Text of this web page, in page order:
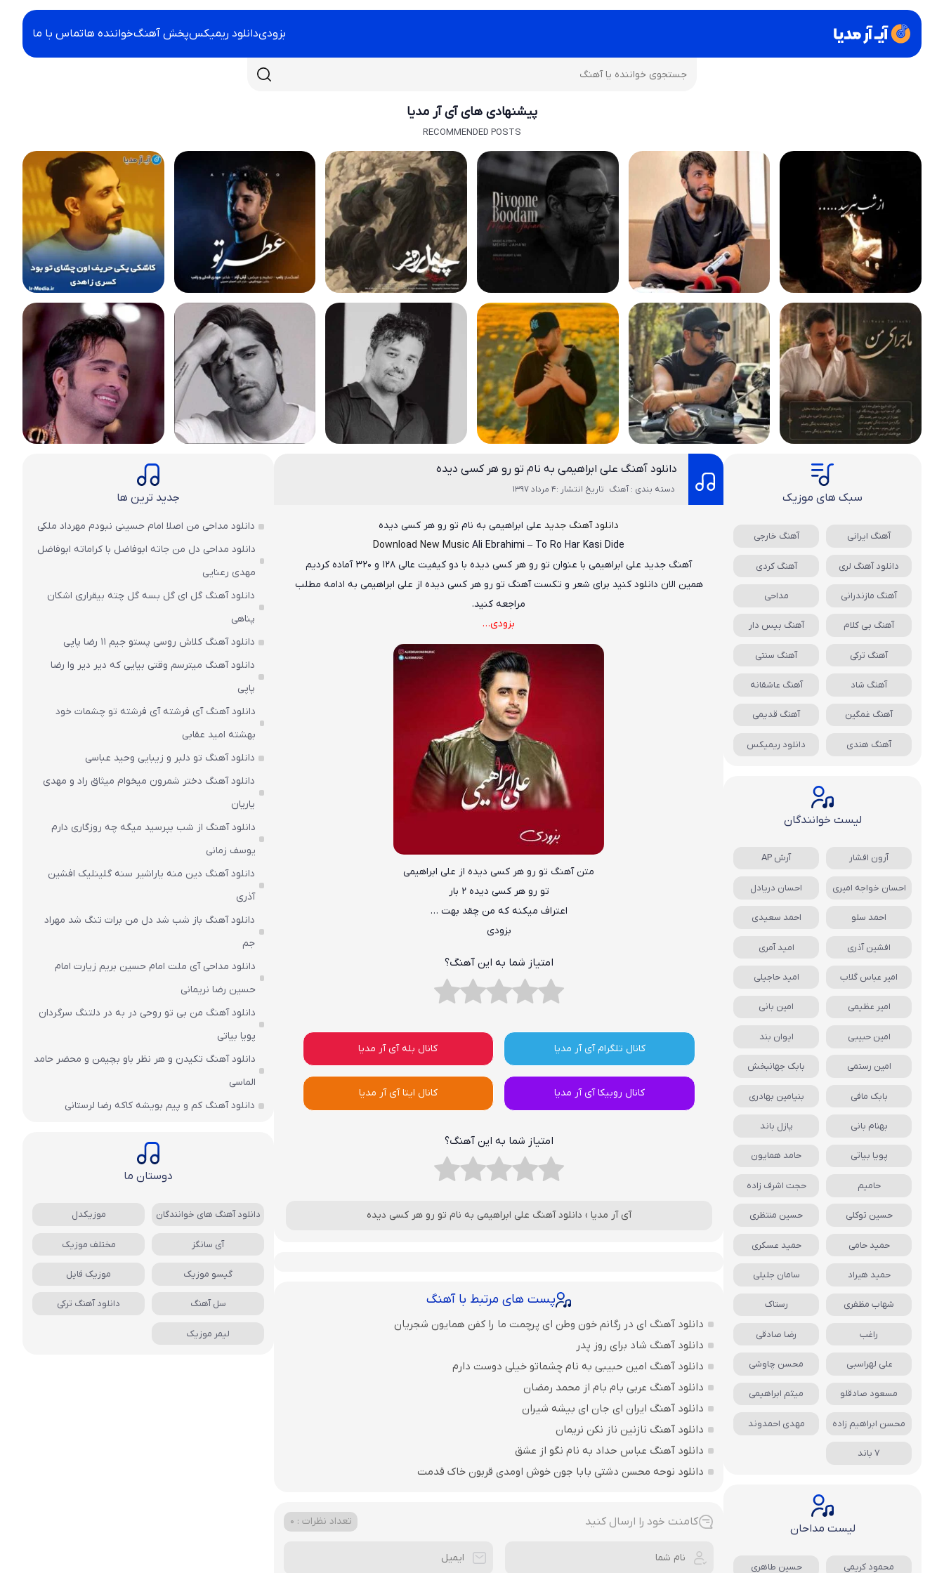
بزودیدانلود ریمیکسپخش آهنگخواننده هاتماس با ما
پیشنهادی های آی آر مدیا
RECOMMENDED POSTS
دانلود آهنگ علی ابراهیمی به نام تو رو هر کسی دیده
دسته بندی : آهنگ تاریخ انتشار :4 مرداد 1397
دانلود آهنگ جدید علی ابراهیمیبه نام تو رو هر کسی دیده
Download New Music Ali Ebrahimi – To Ro Har Kasi Dide
آهنگ جدید علی ابراهیمیبا عنوان تو رو هر کسی دیدهبا دو کیفیت عالی ۱۲۸ و ۳۲۰ آماده کردیم
همین الان دانلود کنید برای شعر و تکست آهنگ تو رو هر کسی دیده از علی ابراهیمی به ادامه مطلب
مراجعه کنید.
بزودی…
متن آهنگ تو رو هر کسی دیده از علی ابراهیمی
تو رو هر کسی دیده ۲ بار
اعتراف میکنه که من چقد بهت …
بزودی
امتیاز شما به این آهنگ؟
کانال تلگرام آی آر مدیا کانال بله آی آر مدیا
کانال روبیکا آی آر مدیا کانال ایتا آی آر مدیا
امتیاز شما به این آهنگ؟
آی آر مدیا › دانلود آهنگ علی ابراهیمی به نام تو رو هر کسی دیده
پست های مرتبط با آهنگ
دانلود آهنگ ای در رگانم خون وطن ای پرچمت ما را کفن همایون شجریان
دانلود آهنگ شاد برای روز پدر
دانلود آهنگ امین حبیبی به نام چشماتو خیلی دوست دارم
دانلود آهنگ عربی بام بام از محمد رمضان
دانلود آهنگ ایران ای جان ای بیشه شیران
دانلود آهنگ نازنین ناز نکن نریمان
دانلود آهنگ عباس حداد به نام نگو از عشق
دانلود نوحه محسن دشتی بابا جون خوش اومدی قربون خاک قدمت
کامنت خود را ارسال کنید تعداد نظرات : 0
سبک های موزیک
آهنگ ایرانی آهنگ خارجی
دانلود آهنگ لری آهنگ کردی
آهنگ مازندرانی مداحی
آهنگ بی کلام آهنگ بیس دار
آهنگ ترکی آهنگ سنتی
آهنگ شاد آهنگ عاشقانه
آهنگ غمگین آهنگ قدیمی
آهنگ هندی دانلود ریمیکس
لیست خوانندگان
آرون افشار آرش AP
احسان خواجه امیری احسان دریادل
احمد سلو احمد سعیدی
افشین آذری امید آمری
امیر عباس گلاب امید حاجیلی
امیر عظیمی امین بانی
امین حبیبی ایوان بند
امین رستمی بابک جهانبخش
بابک مافی بنیامین بهادری
بهنام بانی پازل باند
پویا بیاتی حامد همایون
حامیم حجت اشرف زاده
حسین توکلی حسین منتظری
حمید حامی حمید عسکری
حمید هیراد سامان جلیلی
شهاب مظفری رستاک
راغب رضا صادقی
علی لهراسبی محسن چاوشی
مسعود صادقلو میثم ابراهیمی
محسن ابراهیم زاده مهدی احمدوند
7 باند
لیست مداحان
محمود کریمی حسین طاهری
جدید ترین ها
دانلود مداحی من اصلا امام حسینی نبودم مهرداد ملکی
دانلود مداحی دل من جاته ابوفاضل با کراماته ابوفاضل
مهدی رعنایی
دانلود آهنگ گل ای گل بسه گل چته بیقراری اشکان
پناهی
دانلود آهنگ کلاش روسی پستو جیم ۱۱ رضا پاپی
دانلود آهنگ میترسم وقتی بیایی که دیر دیر وا رضا
پاپی
دانلود آهنگ آی فرشته آی فرشته تو چشمات خود
بهشته امید عقابی
دانلود آهنگ تو دلبر و زیبایی وحید عباسی
دانلود آهنگ دختر شمرون میخوام میثاق راد و مهدی
یاریان
دانلود آهنگ از شب بپرسید میگه چه روزگاری دارم
یوسف زمانی
دانلود آهنگ دین منه یاراشیر سنه گلینلیک افشین
آذری
دانلود آهنگ باز شب شد دل من برات تنگ شد مهراد
جم
دانلود مداحی آی ملت امام حسین بریم زیارت امام
حسین رضا نریمانی
دانلود آهنگ من بی تو روحی در به در دلتنگ سرگردان
پویا بیاتی
دانلود آهنگ تکیدن و هر نظر باو بچیمن و محضر حامد
الماسی
دانلود آهنگ کم و پیم بویشه کاکه رضا لرستانی
دوستان ما
دانلود آهنگ های خوانندگان موزیکدل
آی سانگز مختلف موزیک
گیسو موزیک موزیک فایل
سل آهنگ دانلود آهنگ ترکی
لیمر موزیک